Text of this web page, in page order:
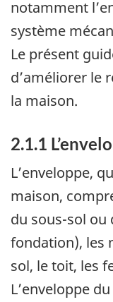
notamment
système
Le présent
d’améliorer le
la maison.
2.1.1
L’enveloppe,
maison,
du sous-sol ou
fondation), les
sol, le toit, les
L’enveloppe